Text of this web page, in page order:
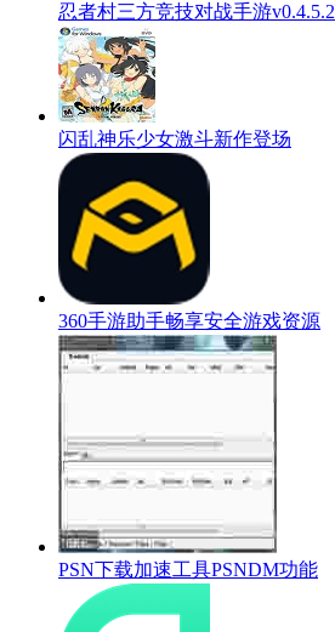
忍者村三方竞技对战手游v0.4.5.2
闪乱神乐少女激斗新作登场
360手游助手畅享安全游戏资源
PSN下载加速工具PSNDM功能